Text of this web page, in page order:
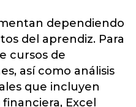
dependiendo
del aprendiz. Para
cursos de
así como análisis
que incluyen
Excel